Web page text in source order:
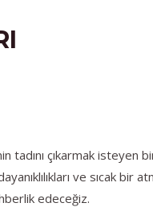
çıkarmak isteyen
ve sıcak bir
edeceğiz.